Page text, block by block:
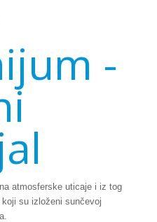
-
atmosferske uticaje i iz tog
su izloženi sunčevoj